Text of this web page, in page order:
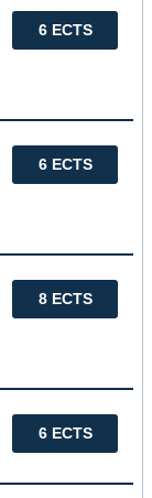
6 ECTS
6 ECTS
8 ECTS
6 ECTS